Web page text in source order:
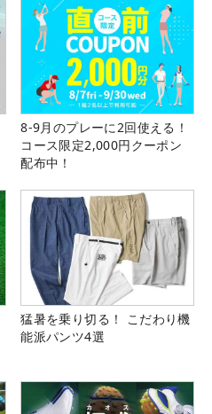
8-9月のプレーに2回使える！
コース限定2,000円クーポン
配布中！
猛暑を乗り切る！ こだわり機
能派パンツ4選